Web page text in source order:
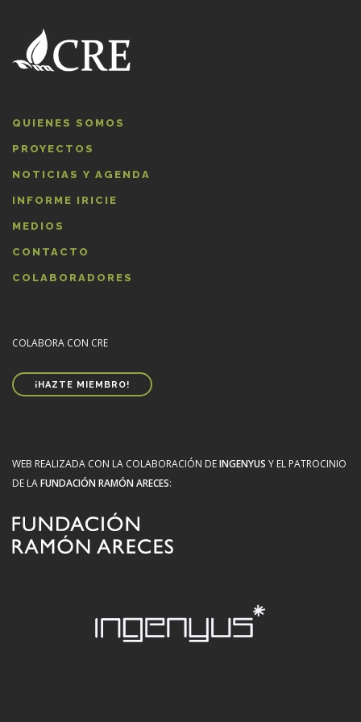
QUIENES SOMOS
PROYECTOS
NOTICIAS Y AGENDA
INFORME IRICIE
MEDIOS
CONTACTO
COLABORADORES
COLABORA CON CRE
¡HAZTE MIEMBRO!
WEB REALIZADA CON LA COLABORACIÓN DEINGENYUS Y EL PATROCINIO
DE LAFUNDACIÓN RAMÓN ARECES: